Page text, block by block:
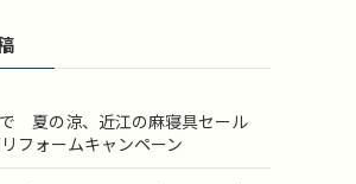
夏の涼、近江の麻寝具セール
フォームキャンペーン